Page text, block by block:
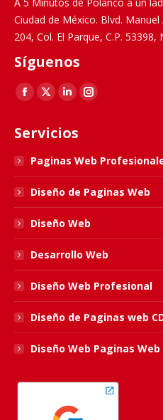
Ciudad de México. Blvd.
204, Col. El Parque, C.P.
Síguenos
Find us on:
Facebook
opens
in
new
window
X
opens
in
new
window
Linkedin
opens
new
window
Instagram
in
new
window
Servicios
Paginas Web
Diseño de Paginas Web
Diseño Web
Desarrollo Web
Diseño Web Profesional
Diseño de Paginas web
Diseño Web Paginas Web